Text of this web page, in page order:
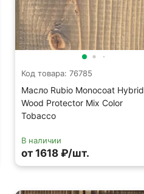
Код товара: 76785
Масло Rubio Monocoat Hybrid
Wood Protector Mix Color
Tobacco
В наличии
от 1618 ₽/шт.